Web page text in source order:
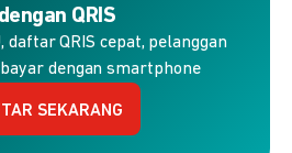
QRIS
daftar QRIS cepat, pelanggan
dengan smartphone
SEKARANG